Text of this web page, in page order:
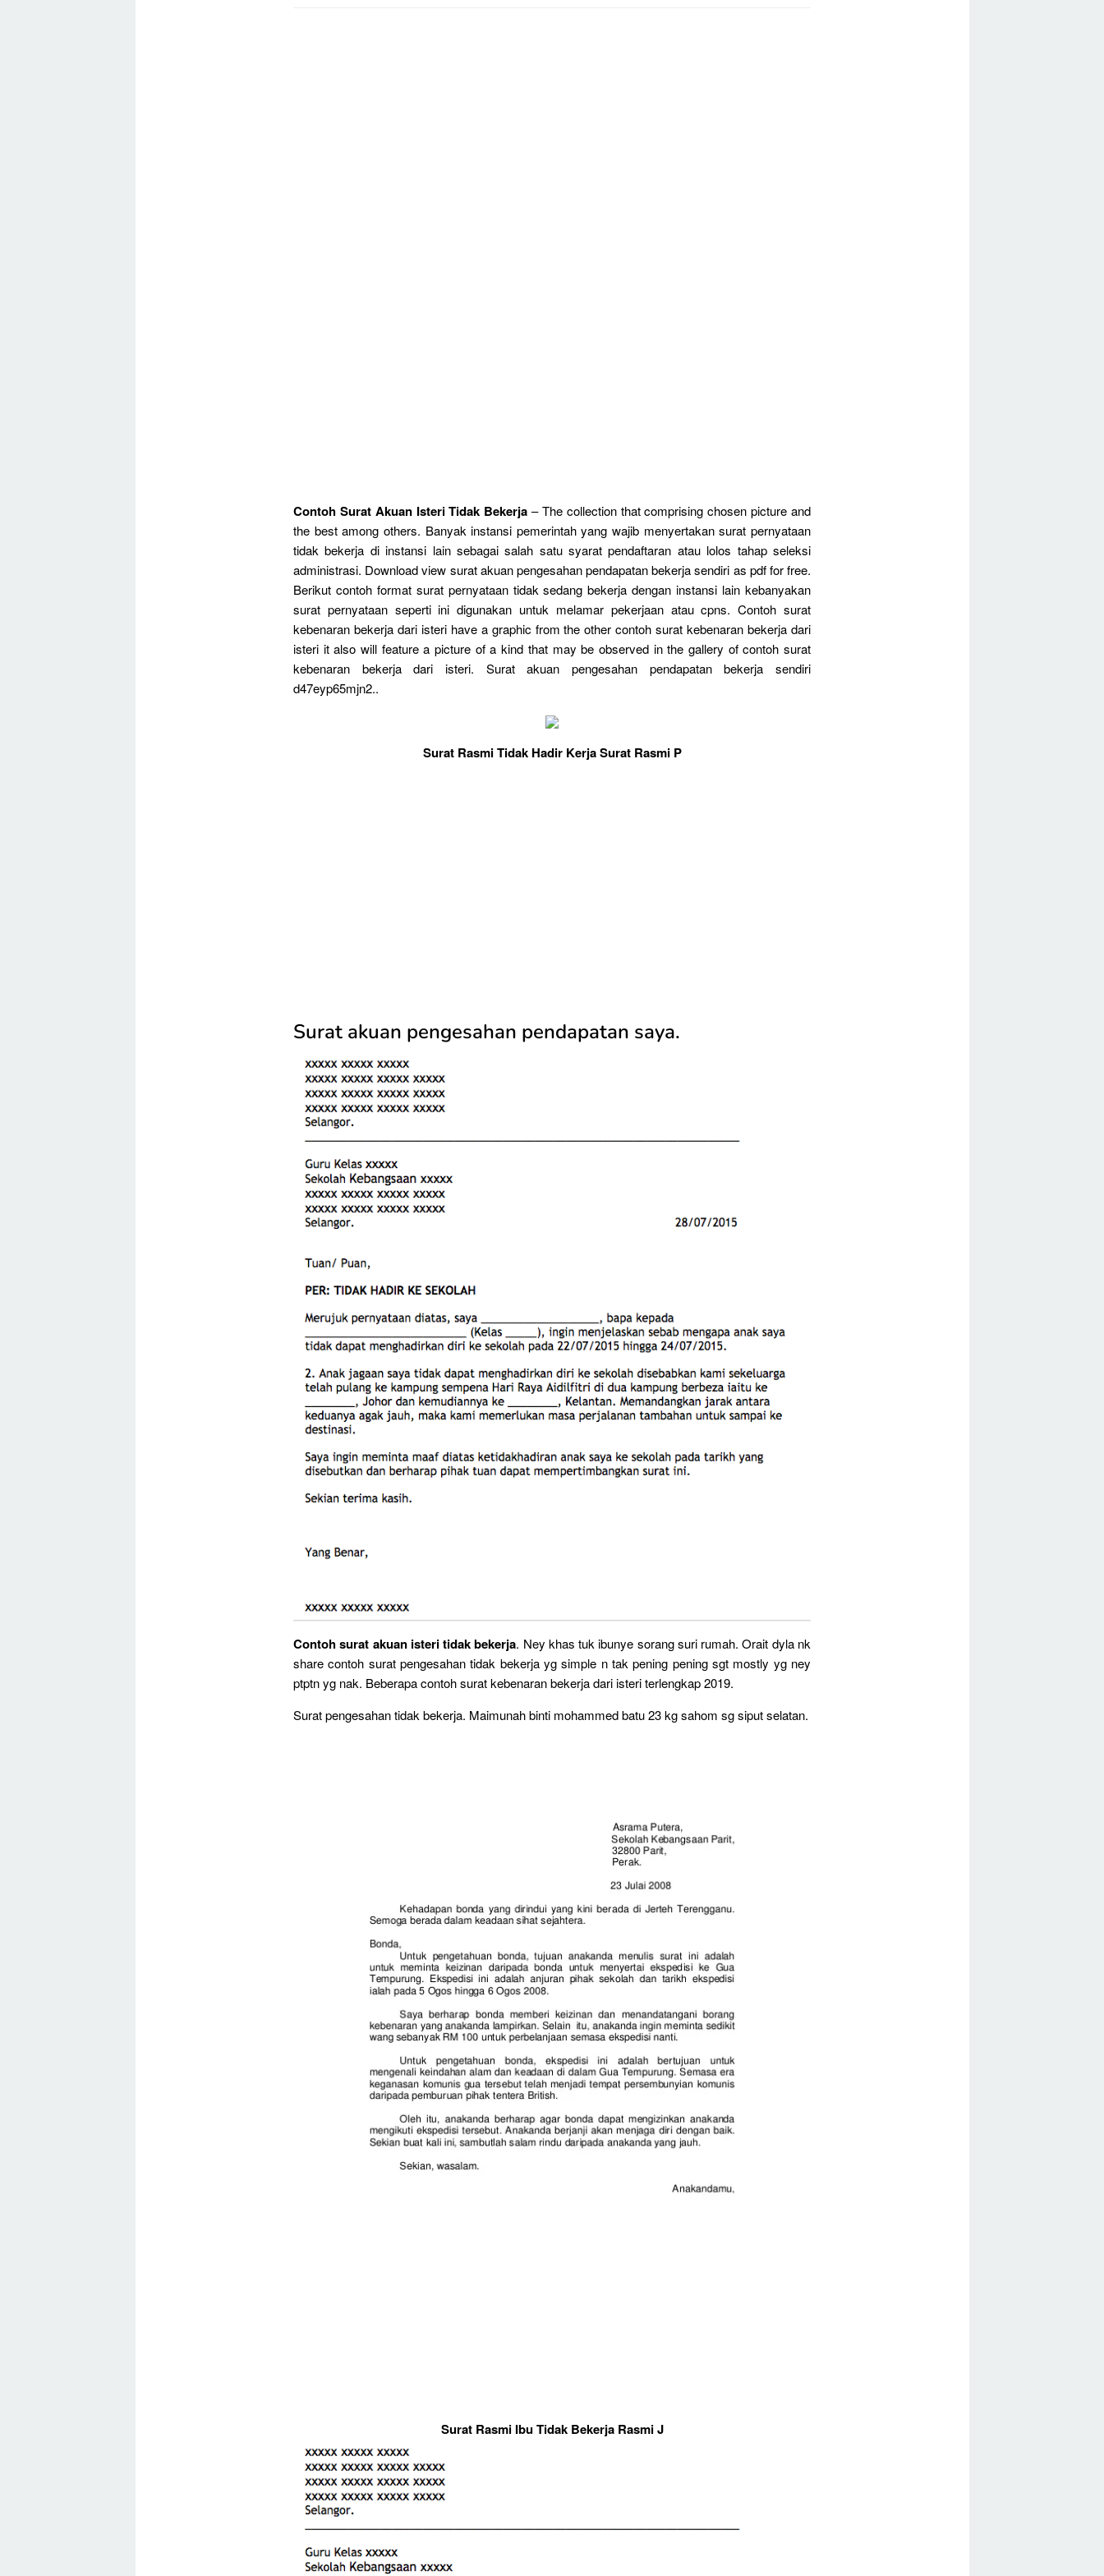
Contoh Surat Akuan Isteri Tidak Bekerja – The collection that comprising chosen picture and
the best among others. Banyak instansi pemerintah yang wajib menyertakan surat pernyataan
tidak bekerja di instansi lain sebagai salah satu syarat pendaftaran atau lolos tahap seleksi
administrasi. Download view surat akuan pengesahan pendapatan bekerja sendiri as pdf for free.
Berikut contoh format surat pernyataan tidak sedang bekerja dengan instansi lain kebanyakan
surat pernyataan seperti ini digunakan untuk melamar pekerjaan atau cpns. Contoh surat
kebenaran bekerja dari isteri have a graphic from the other contoh surat kebenaran bekerja dari
isteri it also will feature a picture of a kind that may be observed in the gallery of contoh surat
kebenaran bekerja dari isteri. Surat akuan pengesahan pendapatan bekerja sendiri
d47eyp65mjn2..
Surat Rasmi Tidak Hadir Kerja Surat Rasmi P
Surat akuan pengesahan pendapatan saya.
Contoh surat akuan isteri tidak bekerja. Ney khas tuk ibunye sorang suri rumah. Orait dyla nk
share contoh surat pengesahan tidak bekerja yg simple n tak pening pening sgt mostly yg ney
ptptn yg nak. Beberapa contoh surat kebenaran bekerja dari isteri terlengkap 2019.
Surat pengesahan tidak bekerja. Maimunah binti mohammed batu 23 kg sahom sg siput selatan.
Surat Rasmi Ibu Tidak Bekerja Rasmi J